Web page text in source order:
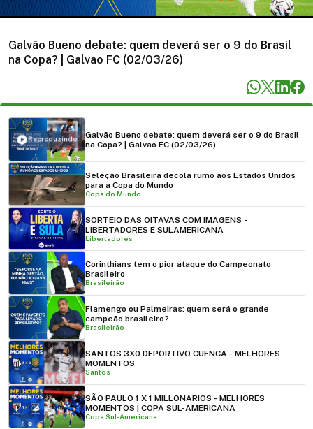
Galvão Bueno debate: quem deverá ser o 9 do Brasil
na Copa? | Galvao FC (02/03/26)
Reproduzindo
Galvão Bueno debate: quem deverá ser o 9 do Brasil
na Copa? | Galvao FC (02/03/26)
Seleção Brasileira decola rumo aos Estados Unidos
para a Copa do Mundo
Copa do Mundo
SORTEIO DAS OITAVAS COM IMAGENS -
LIBERTADORES E SULAMERICANA
Libertadores
Corinthians tem o pior ataque do Campeonato
Brasileiro
Brasileirão
Flamengo ou Palmeiras: quem será o grande
campeão brasileiro?
Brasileirão
SANTOS 3X0 DEPORTIVO CUENCA - MELHORES
MOMENTOS
Santos
SÃO PAULO 1 X 1 MILLONARIOS - MELHORES
MOMENTOS | COPA SUL-AMERICANA
Copa Sul-Americana